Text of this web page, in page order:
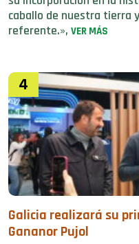
caballo de nuestra tierra
referente.», VER MÁS
4
Galicia realizará su
Gananor Pujol